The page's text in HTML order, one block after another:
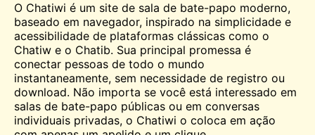
O Chatiwi é um site de sala de bate-papo moderno,
baseado em navegador, inspirado na simplicidade e
acessibilidade de plataformas clássicas como o
Chatiw e o Chatib. Sua principal promessa é
conectar pessoas de todo o mundo
instantaneamente, sem necessidade de registro ou
download. Não importa se você está interessado em
salas de bate-papo públicas ou em conversas
individuais privadas, o Chatiwi o coloca em ação